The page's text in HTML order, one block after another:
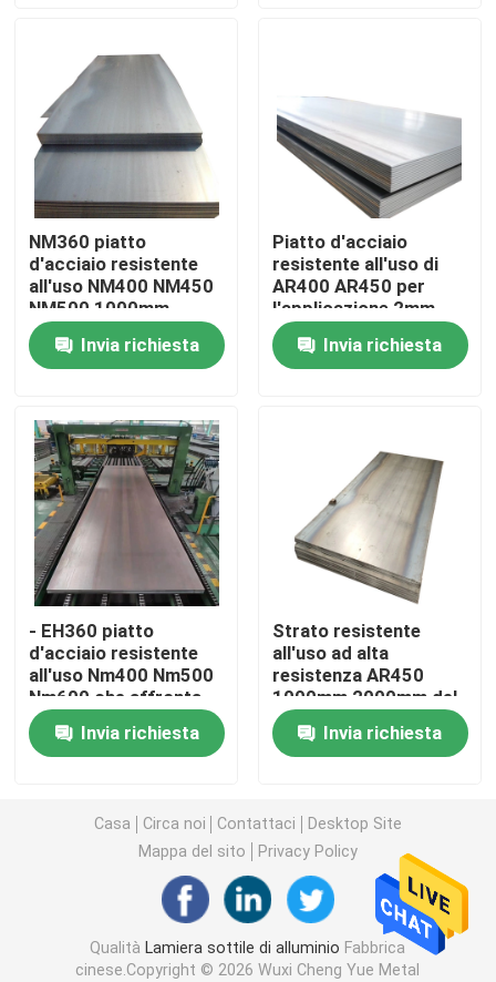
Chi siamo
Giro della fabbrica
Controllo di qualità
Contattaci
Richiedi un preventivo
bobina di alluminio dello strato
Tubo rotondo di alluminio
Tondino di alluminio
Strato di acciaio al carbonio
Metropolitana quadrata di alluminio
Strisce di alluminio sottili
strato di alluminio rotondo
Metropolitana di alluminio della bobina
NM360 piatto
d'acciaio resistente
all'uso NM400 NM450
NM500 1000mm
laminato a caldo
Invia richiesta
Piatto d'acciaio
resistente all'uso di
AR400 AR450 per
l'applicazione 2mm
Invia richiesta
- EH360 piatto
d'acciaio resistente
all'uso Nm400 Nm500
Nm600 che affronta
Invia richiesta
Strato resistente
all'uso ad alta
resistenza AR450
1000mm 2000mm del
piatto d'acciaio
Invia richiesta
Casa Circa noi Contattaci
Desktop Site
Mappa del sito
Privacy Policy
Qualità Lamiera sottile di alluminio Fabbrica
cinese.Copyright © 2026 Wuxi Cheng Yue Metal